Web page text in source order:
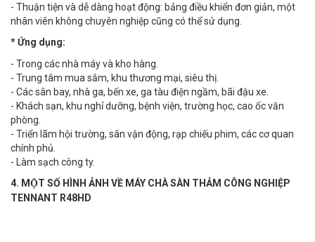
- Thuận tiện và dễ dàng hoạt động: bảng điều khiển đơn giản, một
nhân viên không chuyên nghiệp cũng có thể sử dụng.
* Ứng dụng:
- Trong các nhà máy và kho hàng.
- Trung tâm mua sắm, khu thương mại, siêu thị.
- Các sân bay, nhà ga, bến xe, ga tàu điện ngầm, bãi đậu xe.
- Khách sạn, khu nghỉ dưỡng, bệnh viện, trường học, cao ốc văn
phòng.
- Triển lãm hội trường, sân vận động, rạp chiếu phim, các cơ quan
chính phủ.
- Làm sạch công ty.
4. MỘT SỐ HÌNH ẢNH VỀ MÁY CHÀ SÀN THẢM CÔNG NGHIỆP
TENNANT R48HD